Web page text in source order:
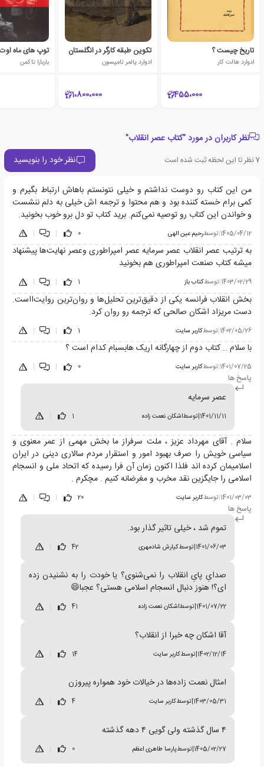
تاریخ چیست ؟
ادوارد هالت کار
455،000
تکوین طبقه کارگر در انگلستان
ادوارد پالمر تامپسون
1،800،000
توپ های ماه
باربارا تاکمن
نظر کاربران در مورد "کتاب عصر انقلاب"
7نظر تا این لحظه ثبت شده است نظر خود را بنویسید
من این کتاب رو دوست نداشتم و خیلی نتونستم باهاش ارتباط بگیرم و
کمی برام خسته کننده بود و هم محتوا و ترجمه اش خیلی به دلم ننشست
و خواندن این کتاب رو توصیه نمی‌کنم. برید کتاب تو دل برو خوب بخونید.
1405/04/12
|توسطرحیم عین الهی 0
|
|
به ترتیب عصر انقلاب عصر سرمایه عصر امپراطوری وعصر نهایت‌ها پیشنهاد
میشه کتاب صنعت امپراطوری هم بخونید
1403/02/29
|توسطکتاب باز 1
|
|
بخش انقلاب فرانسه یکی از دقیق‌ترین تحلیل‌ها و روان‌ترین روایت‌ااست.
دست مریزاد اشکان صالحی که ترجمه رو روان کرد.
1402/05/26
|توسطکاربر سایت 1
|
|
با سلام .. کتاب دوم از چهارگانه اریک هابسبام کدام است ؟
1401/07/25
|توسطکاربر سایت 0
|
|
پاسخ ها
عصر سرمایه
1401/11/11
|توسطاشکان نعمت زاده 1
سلام . آقای مهرداد عزیز ، ملت سرفراز ما بخش مهمی از عمر معنوی و
سیاسی خویش را صرف بهبود امور و استقرار مردم سالاری دینی در ایران
اسلامیمان کرده اند فلذا اکنون زمان آن فرا رسیده که اتحاد ملی و انسجام
اسلامی را جایگزین نقد مخرب و مغرضانه کنیم . مچکرم .
1401/03/03
|توسطکاربر سایت 20
|
|
پاسخ ها
تموم شد ، خیلی تاثیر گذار بود.
1401/06/03
|توسطکیارش شادمهری 42
صدایِ پایِ انقلاب را نمی‌شنوی؟ یا خودت را به نشنیدن زده
ای؟! هنوز دنبال انسجام اسلامی هستی؟ عجبا😄
1401/07/22
|توسطاشکان نعمت زاده 41
آقا اشکان چه خبرا از انقلاب؟
1402/12/14
|توسطکاربر سایت 14
امثال نعمت زاده‌ها در خیالات خود همواره پیروزن
1403/05/31
|توسطکاربر سایت 4
۴ سال گذشته ولی گویی ۴ دهه گذشته
1405/02/27
|توسطپارسا طاهری اعظم 0